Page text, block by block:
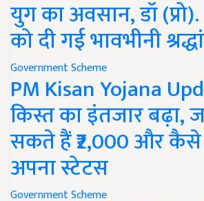
युग का अवसान, डॉ
को दी गई भावभीनी
Government Scheme
PM Kisan Yojana
किस्त का इंतजार बढ़ा,
सकते हैं ₹2,000 और
अपना स्टेटस
Government Scheme